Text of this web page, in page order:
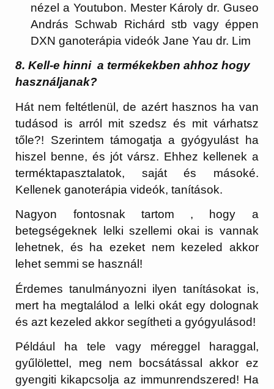
nézel a Youtubon. Mester Károly dr. Guseo
András Schwab Richárd stb vagy éppen
DXN ganoterápia videók Jane Yau dr. Lim
8. Kell-e hinni a termékekben ahhoz hogy
használjanak?
Hát nem feltétlenül, de azért hasznos ha van
tudásod is arról mit szedsz és mit várhatsz
tőle?! Szerintem támogatja a gyógyulást ha
hiszel benne, és jót vársz. Ehhez kellenek a
terméktapasztalatok, saját és másoké.
Kellenek ganoterápia videók, tanítások.
Nagyon fontosnak tartom , hogy a
betegségeknek lelki szellemi okai is vannak
lehetnek, és ha ezeket nem kezeled akkor
lehet semmi se használ!
Érdemes tanulmányozni ilyen tanításokat is,
mert ha megtalálod a lelki okát egy dolognak
és azt kezeled akkor segítheti a gyógyulásod!
Például ha tele vagy méreggel haraggal,
gyűlölettel, meg nem bocsátással akkor ez
gyengiti kikapcsolja az immunrendszered! Ha